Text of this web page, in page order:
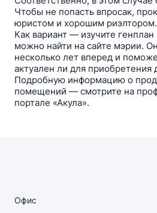
Чтобы не попасть впросак,
юристом и хорошим риэлтором.
Как вариант — изучите генплан
можно найти на сайте мэрии.
несколько лет вперед и
актуален ли для приобретения
Подробную информацию о
помещений — смотрите на
портале «Акула».
Офис